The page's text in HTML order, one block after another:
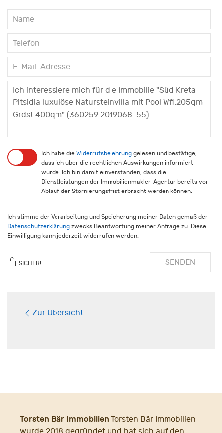
Ich habe die Widerrufsbelehrung gelesen und bestätige,
dass ich über die rechtlichen Auswirkungen informiert
wurde. Ich bin damit einverstanden, dass die
Dienstleistungen der Immobilienmakler-Agentur bereits vor
Ablauf der Stornierungsfrist erbracht werden können.
Ich stimme der Verarbeitung und Speicherung meiner Daten gemäß der
Datenschutzerklärung zwecks Beantwortung meiner Anfrage zu. Diese
Einwilligung kann jederzeit widerrufen werden.
SICHER! SENDEN
Zur Übersicht
Torsten Bär Immobilien Torsten Bär Immobilien